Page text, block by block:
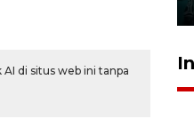
di situs web ini tanpa